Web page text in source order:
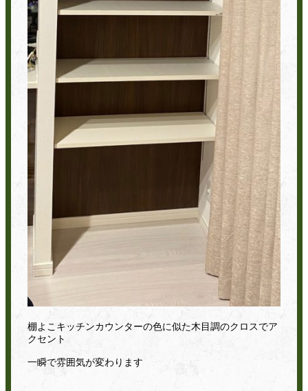
棚よこキッチンカウンターの色に似た木目調のクロスでア
クセント
一瞬で雰囲気が変わります